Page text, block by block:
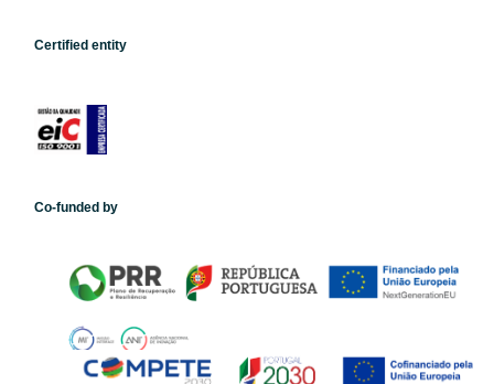
Certified entity
Co-funded by